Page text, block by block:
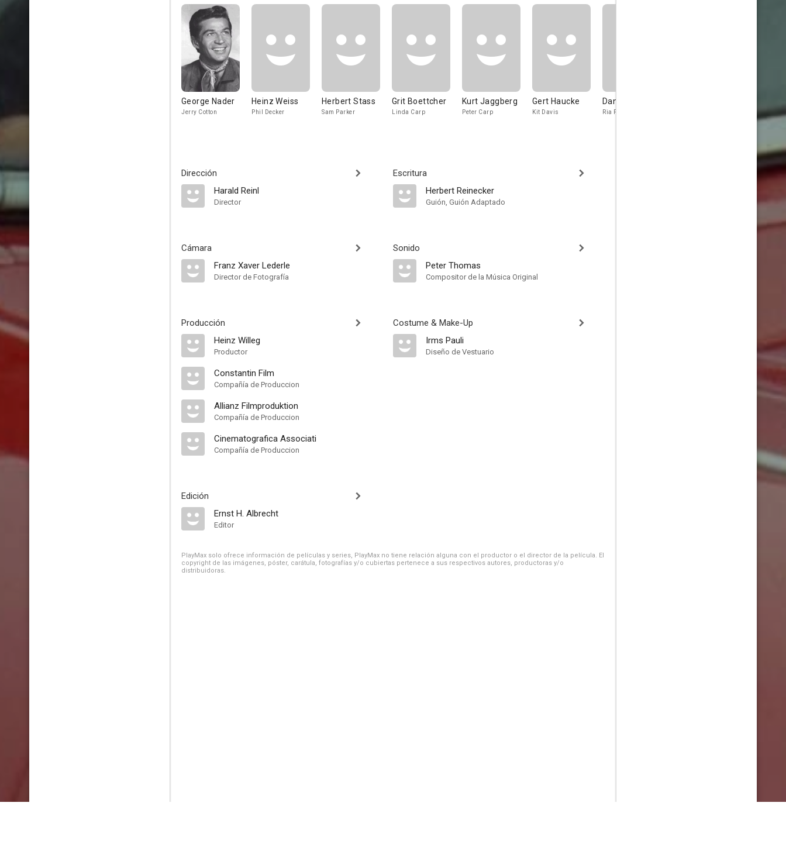
George Nader
Jerry Cotton
Heinz Weiss
Phil Decker
Herbert Stass
Sam Parker
Grit Boettcher
Linda Carp
Kurt Jaggberg
Peter Carp
Gert Haucke
Kit Davis
Daniela Surina
Ria Payne
Schütter
Mr. Clark
Dirección
Harald Reinl
Director
Cámara
Franz Xaver Lederle
Director de Fotografía
Producción
Heinz Willeg
Productor
Constantin Film
Compañía de Produccion
Allianz Filmproduktion
Compañía de Produccion
Cinematografica Associati
Compañía de Produccion
Edición
Ernst H. Albrecht
Editor
Escritura
Herbert Reinecker
Guión, Guión Adaptado
Sonido
Peter Thomas
Compositor de la Música Original
Costume & Make-Up
Irms Pauli
Diseño de Vestuario
PlayMax solo ofrece información de películas y series, PlayMax no tiene relación alguna con el productor o el director de la película. El
copyright de las imágenes, póster, carátula, fotografías y/o cubiertas pertenece a sus respectivos autores, productoras y/o
distribuidoras.